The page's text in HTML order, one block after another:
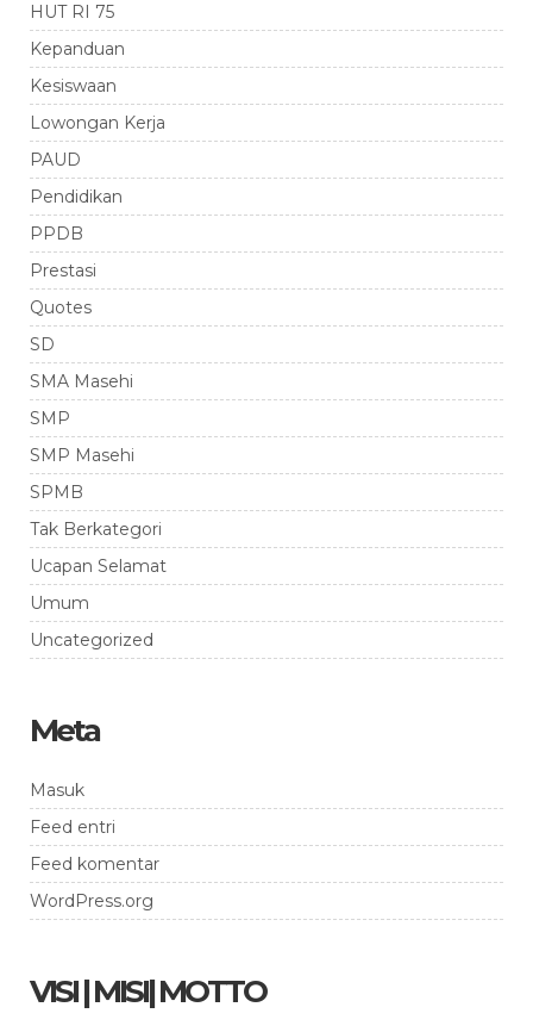
HUT RI 75
Kepanduan
Kesiswaan
Lowongan Kerja
PAUD
Pendidikan
PPDB
Prestasi
Quotes
SD
SMA Masehi
SMP
SMP Masehi
SPMB
Tak Berkategori
Ucapan Selamat
Umum
Uncategorized
Meta
Masuk
Feed entri
Feed komentar
WordPress.org
VISI | MISI| MOTTO